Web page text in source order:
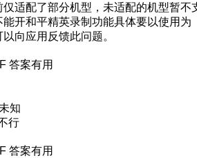
适配了部分机型，未适配的机型暂不
开和平精英录制功能具体要以使用为
向应用反馈此问题。
答案有用
知
行
答案有用